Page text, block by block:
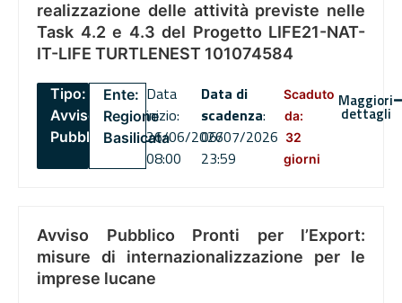
realizzazione delle attività previste nelle
Task 4.2 e 4.3 del Progetto LIFE21-NAT-
IT-LIFE TURTLENEST 101074584
Tipo:
Avviso
Pubblico
Ente:
Regione
Basilicata
Data
inizio:
26/06/2026
08:00
Data di
scadenza:
06/07/2026
23:59
Scaduto
da:
32
giorni
Maggiori
dettagli
Avviso Pubblico Pronti per l’Export:
misure di internazionalizzazione per le
imprese lucane